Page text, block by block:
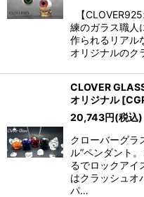
【
練のガラス職人
作られるリアル
オリジナルのク
CLOVER
オリジナル [
20,743円(税込)
クローバーグラ
ル”ペンダント
るでロックアイ
はクラッシュオ
パ…